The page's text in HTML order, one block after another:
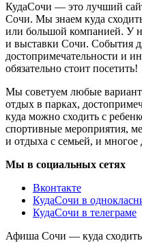
КудаСочи — это лучший
Сочи. Мы знаем куда
или большой компанией. У
и выставки Сочи. События
достопримечательности и
обязательно стоит посетить!
Мы советуем любые
отдых в парках,
куда можно сходить с
спортивные мероприятия,
и отдыха с семьей, и многое
Мы в социальных сетях
Вконтакте
КудаСочи в
КудаСочи в телеграме
Афиша Сочи — куда